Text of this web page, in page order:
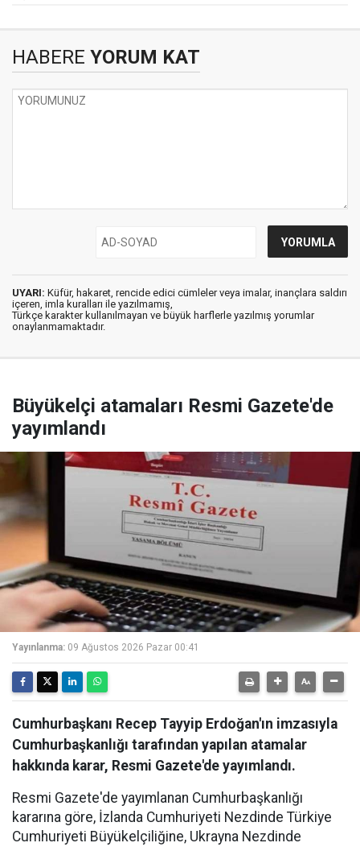
HABERE YORUM KAT
UYARI: Küfür, hakaret, rencide edici cümleler veya imalar, inançlara saldırı
içeren, imla kuralları ile yazılmamış,
Türkçe karakter kullanılmayan ve büyük harflerle yazılmış yorumlar
onaylanmamaktadır.
Büyükelçi atamaları Resmi Gazete'de
yayımlandı
Yayınlanma: 09 Ağustos 2026 Pazar 00:41
Cumhurbaşkanı Recep Tayyip Erdoğan'ın imzasıyla
Cumhurbaşkanlığı tarafından yapılan atamalar
hakkında karar, Resmi Gazete'de yayımlandı.
Resmi Gazete'de yayımlanan Cumhurbaşkanlığı
kararına göre, İzlanda Cumhuriyeti Nezdinde Türkiye
Cumhuriyeti Büyükelçiliğine, Ukrayna Nezdinde